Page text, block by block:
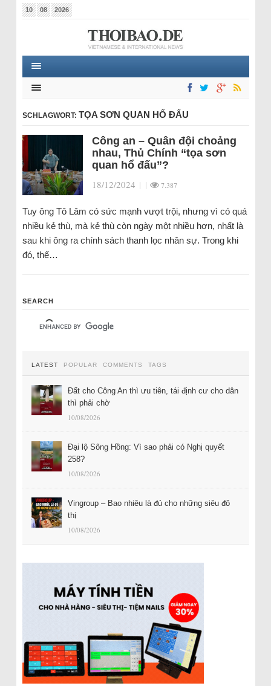
10 08 2026
SCHLAGWORT: TỌA SƠN QUAN HỔ ĐẤU
Công an – Quân đội choảng
nhau, Thủ Chính “tọa sơn
quan hổ đấu”?
18/12/2024 | | 7.387
Tuy ông Tô Lâm có sức mạnh vượt trội, nhưng vì có quá
nhiều kẻ thù, mà kẻ thù còn ngày một nhiều hơn, nhất là
sau khi ông ra chính sách thanh lọc nhân sự. Trong khi
đó, thế…
SEARCH
LATEST POPULAR COMMENTS TAGS
Đất cho Công An thì ưu tiên, tái định cư cho dân
thì phải chờ
10/08/2026
Đại lộ Sông Hồng: Vì sao phải có Nghị quyết
258?
10/08/2026
Vingroup – Bao nhiêu là đủ cho những siêu đô
thị
10/08/2026